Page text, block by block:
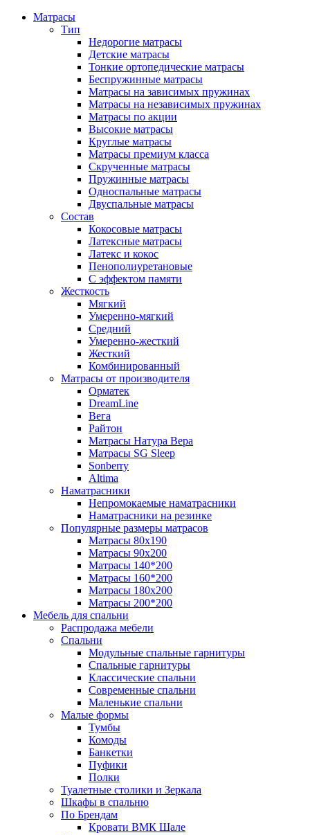
Матрасы
Тип
Недорогие матрасы
Детские матрасы
Тонкие ортопедические матрасы
Беспружинные матрасы
Матрасы на зависимых пружинах
Матрасы на независимых пружинах
Матрасы по акции
Высокие матрасы
Круглые матрасы
Матрасы премиум класса
Скрученные матрасы
Пружинные матрасы
Односпальные матрасы
Двуспальные матрасы
Состав
Кокосовые матрасы
Латексные матрасы
Латекс и кокос
Пенополиуретановые
С эффектом памяти
Жесткость
Мягкий
Умеренно-мягкий
Средний
Умеренно-жесткий
Жесткий
Комбинированный
Матрасы от производителя
Орматек
DreamLine
Вега
Райтон
Матрасы Натура Вера
Матрасы SG Sleep
Sonberry
Altima
Наматрасники
Непромокаемые наматрасники
Наматрасники на резинке
Популярные размеры матрасов
Матрасы 80x190
Матрасы 90x200
Матрасы 140*200
Матрасы 160*200
Матрасы 180x200
Матрасы 200*200
Мебель для спальни
Распродажа мебели
Спальни
Модульные спальные гарнитуры
Спальные гарнитуры
Классические спальни
Современные спальни
Маленькие спальни
Малые формы
Тумбы
Комоды
Банкетки
Пуфики
Полки
Туалетные столики и Зеркала
Шкафы в спальню
По Брендам
Кровати ВМК Шале